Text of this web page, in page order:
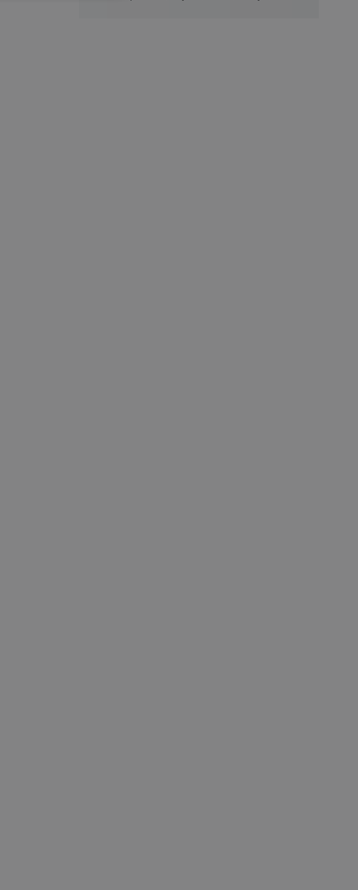
το
και
σύμφωνα με τον
χρήστης
ιστότοπο και
χρήστη και τις
για την
τιμώνται σε
μεταξύ ανθρώπων
επωφελές
προκειμένου να
σχετικά με
από το
με τον τρόπο
χρήστης
ότι οι
συνδεδεμένοι
είναι
με